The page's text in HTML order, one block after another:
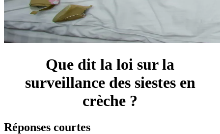
Que dit la loi sur la
surveillance des siestes en
crèche ?
Réponses courtes